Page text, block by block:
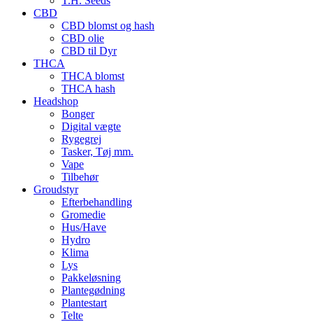
CBD
CBD blomst og hash
CBD olie
CBD til Dyr
THCA
THCA blomst
THCA hash
Headshop
Bonger
Digital vægte
Rygegrej
Tasker, Tøj mm.
Vape
Tilbehør
Groudstyr
Efterbehandling
Gromedie
Hus/Have
Hydro
Klima
Lys
Pakkeløsning
Plantegødning
Plantestart
Telte